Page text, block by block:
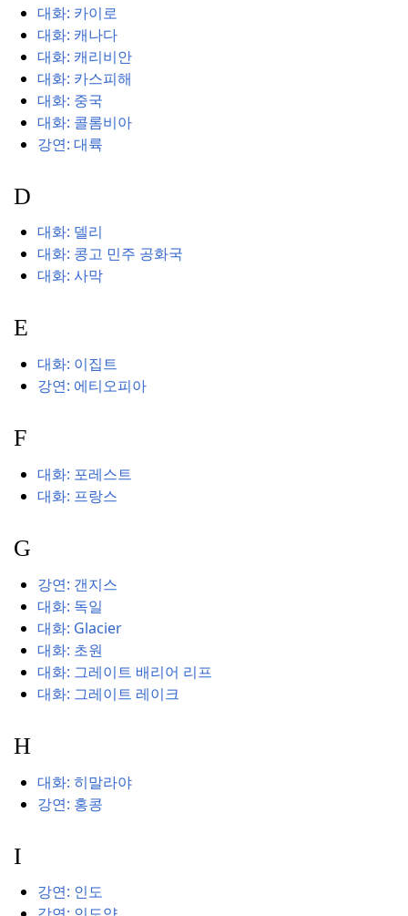
대화: 카이로
대화: 캐나다
대화: 캐리비안
대화: 카스피해
대화: 중국
대화: 콜롬비아
강연: 대륙
D
대화: 델리
대화: 콩고 민주 공화국
대화: 사막
E
대화: 이집트
강연: 에티오피아
F
대화: 포레스트
대화: 프랑스
G
강연: 갠지스
대화: 독일
대화: Glacier
대화: 초원
대화: 그레이트 배리어 리프
대화: 그레이트 레이크
H
대화: 히말라야
강연: 홍콩
I
강연: 인도